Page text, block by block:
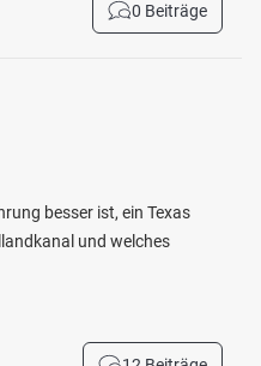
0 Beiträge
besser ist, ein Texas
und welches